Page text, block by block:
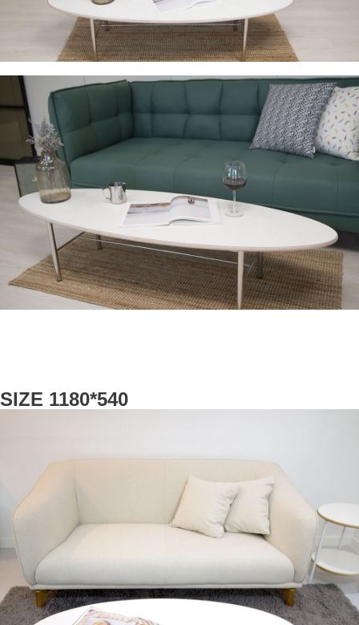
SIZE 1180*540